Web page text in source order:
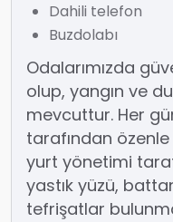
Dahili telefon
Buzdolabı
Odalarımızda
olup, yangın ve
mevcuttur. Her
tarafından
yurt yönetimi
yastık yüzü,
tefrişatlar